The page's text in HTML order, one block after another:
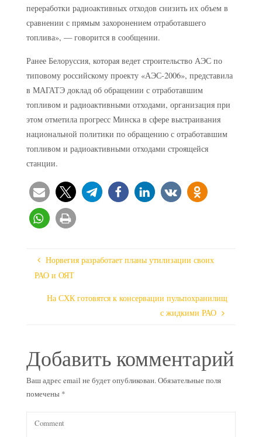
переработки радиоактивных отходов снизить их объем в
сравнении с прямым захоронением отработавшего
топлива», — говорится в сообщении.
Ранее Белоруссия, которая ведет строительство АЭС по
типовому российскому проекту «АЭС-2006», представила
в МАГАТЭ доклад об обращении с отработавшим
топливом и радиоактивными отходами, организация при
этом отметила прогресс Минска в сфере выстраивания
национальной политики по обращению с отработавшим
топливом и радиоактивными отходами строящейся
станции.
Норвегия разработает планы утилизации своих
РАО и ОЯТ
На СХК готовятся к консервации пульпохранилищ
с жидкими РАО
Добавить комментарий
Ваш адрес email не будет опубликован. Обязательные поля
помечены *